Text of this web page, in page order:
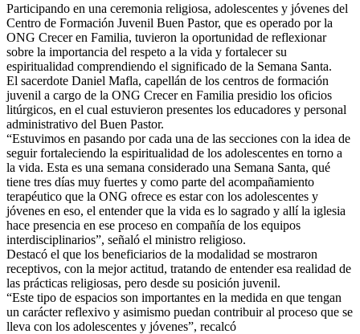
Participando en una ceremonia religiosa, adolescentes y jóvenes del
Centro de Formación Juvenil Buen Pastor, que es operado por la
ONG Crecer en Familia, tuvieron la oportunidad de reflexionar
sobre la importancia del respeto a la vida y fortalecer su
espiritualidad comprendiendo el significado de la Semana Santa.
El sacerdote Daniel Mafla, capellán de los centros de formación
juvenil a cargo de la ONG Crecer en Familia presidio los oficios
litúrgicos, en el cual estuvieron presentes los educadores y personal
administrativo del Buen Pastor.
“Estuvimos en pasando por cada una de las secciones con la idea de
seguir fortaleciendo la espiritualidad de los adolescentes en torno a
la vida. Esta es una semana considerado una Semana Santa, qué
tiene tres días muy fuertes y como parte del acompañamiento
terapéutico que la ONG ofrece es estar con los adolescentes y
jóvenes en eso, el entender que la vida es lo sagrado y allí la iglesia
hace presencia en ese proceso en compañía de los equipos
interdisciplinarios”, señaló el ministro religioso.
Destacó el que los beneficiarios de la modalidad se mostraron
receptivos, con la mejor actitud, tratando de entender esa realidad de
las prácticas religiosas, pero desde su posición juvenil.
“Este tipo de espacios son importantes en la medida en que tengan
un carácter reflexivo y asimismo puedan contribuir al proceso que se
lleva con los adolescentes y jóvenes”, recalcó